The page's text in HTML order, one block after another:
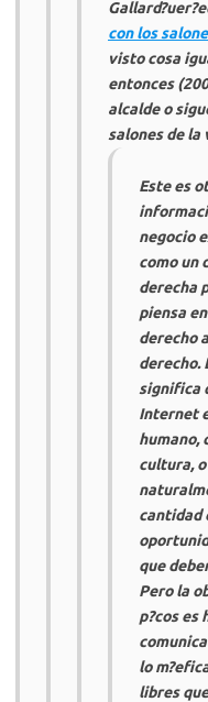
con los
visto cosa
entonces
alcalde o
salones de la
Este es
negocio
como un
derecha
piensa en
derecho
derecho.
significa
Internet
humano,
cultura,
cantidad
que
Pero la
p?cos es
lo
libres